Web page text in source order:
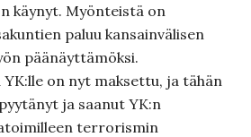
käynyt. Myönteistä on
paluu kansainvälisen
päänäyttämöksi.
on nyt maksettu, ja tähän
ja saanut YK:n
terrorismin